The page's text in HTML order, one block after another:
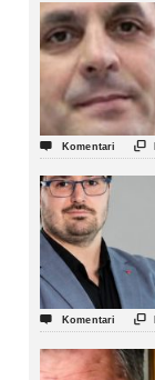
 Komentari 
 Komentari 